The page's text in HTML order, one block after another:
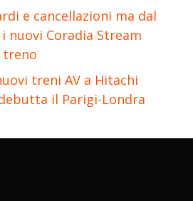
e cancellazioni ma dal
nuovi Coradia Stream
treno
treni AV a Hitachi
il Parigi-Londra